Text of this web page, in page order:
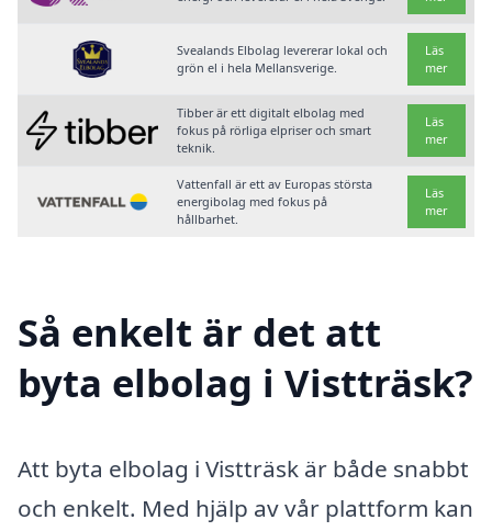
Svealands Elbolag levererar lokal och
grön el i hela Mellansverige.
Läs
mer
Tibber är ett digitalt elbolag med
fokus på rörliga elpriser och smart
teknik.
Läs
mer
Vattenfall är ett av Europas största
energibolag med fokus på
hållbarhet.
Läs
mer
Så enkelt är det att
byta elbolag i Vistträsk?
Att byta elbolag i Vistträsk är både snabbt
och enkelt. Med hjälp av vår plattform kan